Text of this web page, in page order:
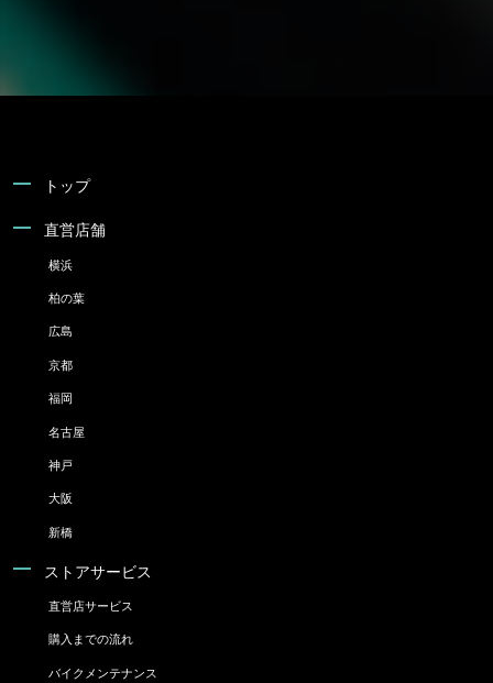
トップ
直営店舗
横浜
柏の葉
広島
京都
福岡
名古屋
神戸
大阪
新橋
ストアサービス
直営店サービス
購入までの流れ
バイクメンテナンス